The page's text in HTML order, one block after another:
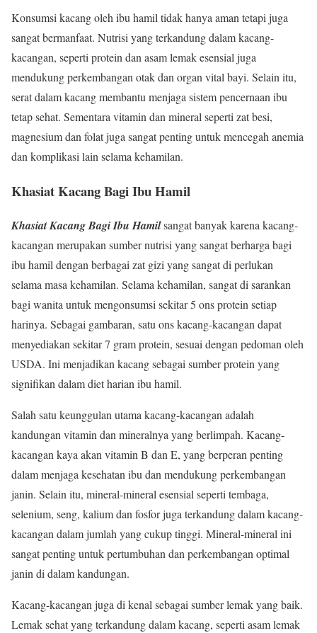
Konsumsi kacang oleh ibu hamil tidak hanya aman tetapi juga
sangat bermanfaat. Nutrisi yang terkandung dalam kacang-
kacangan, seperti protein dan asam lemak esensial juga
mendukung perkembangan otak dan organ vital bayi. Selain itu,
serat dalam kacang membantu menjaga sistem pencernaan ibu
tetap sehat. Sementara vitamin dan mineral seperti zat besi,
magnesium dan folat juga sangat penting untuk mencegah anemia
dan komplikasi lain selama kehamilan.
Khasiat Kacang Bagi Ibu Hamil
Khasiat Kacang Bagi Ibu Hamilsangat banyak karena kacang-
kacangan merupakan sumber nutrisi yang sangat berharga bagi
ibu hamil dengan berbagai zat gizi yang sangat di perlukan
selama masa kehamilan. Selama kehamilan, sangat di sarankan
bagi wanita untuk mengonsumsi sekitar 5 ons protein setiap
harinya. Sebagai gambaran, satu ons kacang-kacangan dapat
menyediakan sekitar 7 gram protein, sesuai dengan pedoman oleh
USDA. Ini menjadikan kacang sebagai sumber protein yang
signifikan dalam diet harian ibu hamil.
Salah satu keunggulan utama kacang-kacangan adalah
kandungan vitamin dan mineralnya yang berlimpah. Kacang-
kacangan kaya akan vitamin B dan E, yang berperan penting
dalam menjaga kesehatan ibu dan mendukung perkembangan
janin. Selain itu, mineral-mineral esensial seperti tembaga,
selenium, seng, kalium dan fosfor juga terkandung dalam kacang-
kacangan dalam jumlah yang cukup tinggi. Mineral-mineral ini
sangat penting untuk pertumbuhan dan perkembangan optimal
janin di dalam kandungan.
Kacang-kacangan juga di kenal sebagai sumber lemak yang baik.
Lemak sehat yang terkandung dalam kacang, seperti asam lemak